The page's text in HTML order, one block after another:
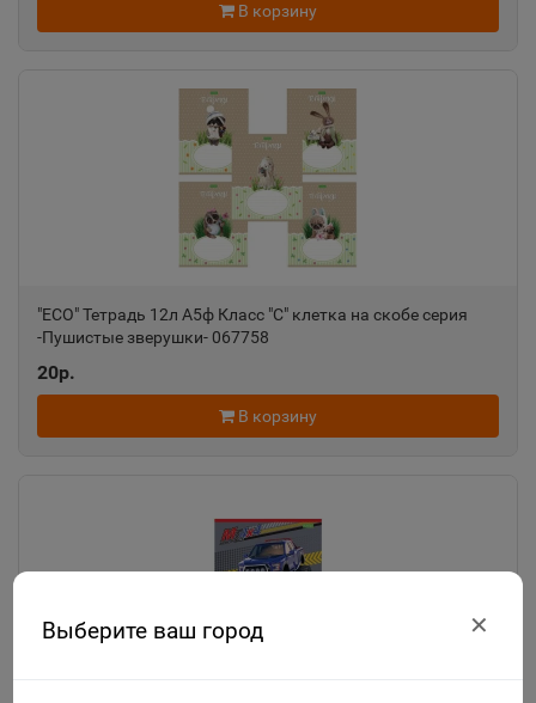
Выберите ваш город ✕
В корзину
"ECO" Тетрадь 12л А5ф Класс "С" клетка на скобе серия
-Пушистые зверушки- 067758
20р.
В корзину